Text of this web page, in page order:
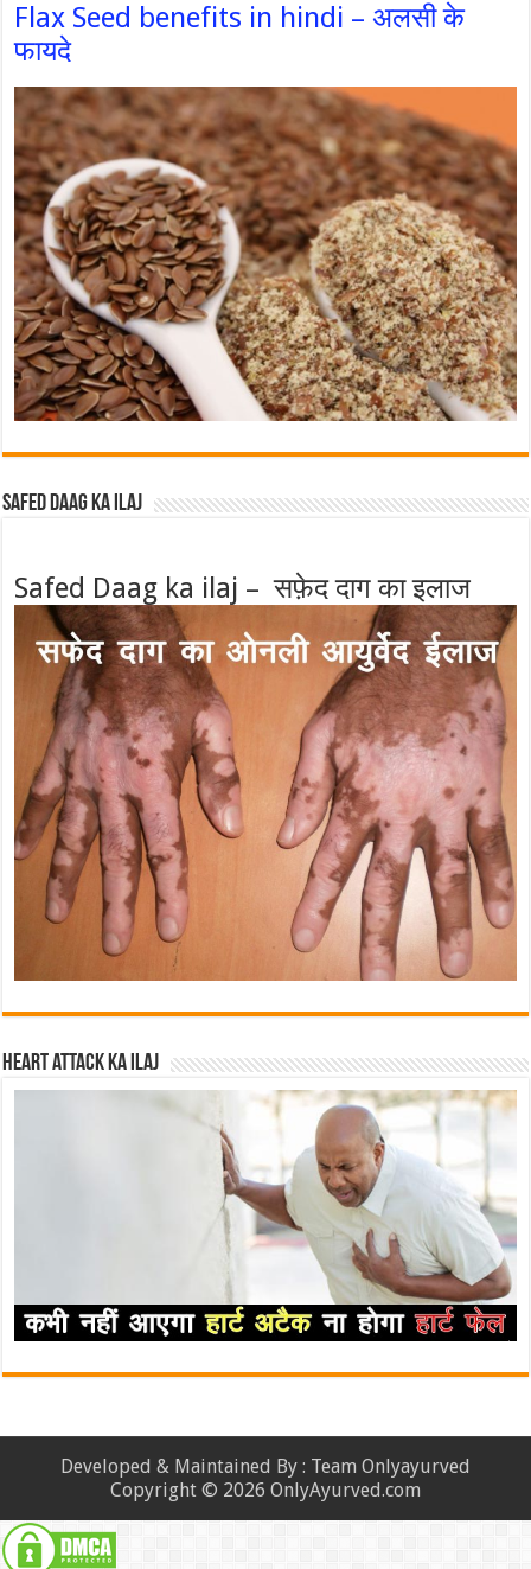
Flax Seed benefits in hindi – अलसी के
फायदे
Safed Daag ka ilaj
Safed Daag ka ilaj – सफ़ेद दाग का इलाज
Heart attack ka ilaj
Developed & Maintained By : Team Onlyayurved
Copyright © 2026 OnlyAyurved.com